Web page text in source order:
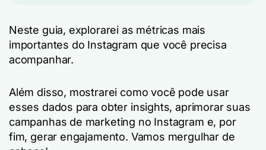
Neste guia, explorarei as métricas mais
importantes do Instagram que você precisa
acompanhar.
Além disso, mostrarei como você pode usar
esses dados para obter insights, aprimorar suas
campanhas de marketing no Instagram e, por
fim, gerar engajamento. Vamos mergulhar de